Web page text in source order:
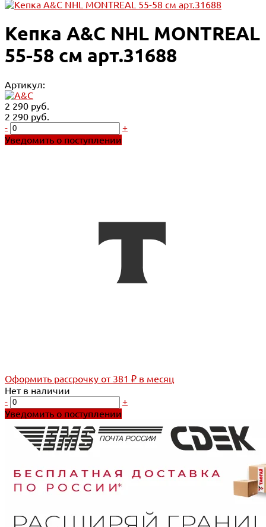
Кепка A&C NHL MONTREAL
55-58 см арт.31688
Артикул:
2 290 руб.
2 290 руб.
-
+
Уведомить о поступлении
Оформить рассрочку от 381 ₽ в месяц
Нет в наличии
-
+
Уведомить о поступлении